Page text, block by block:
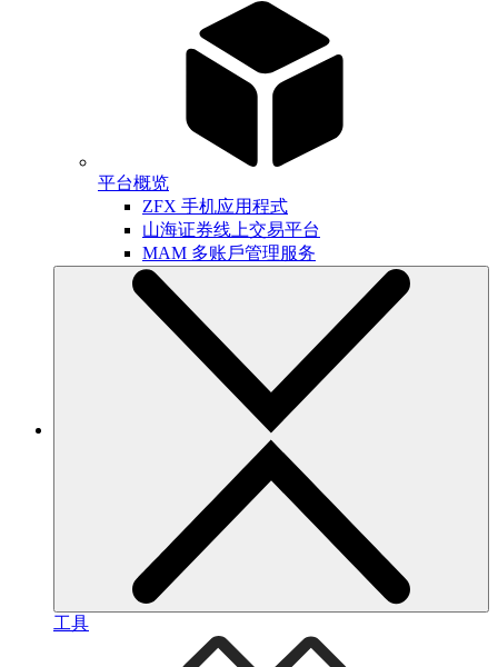
平台概览
ZFX 手机应用程式
山海证券线上交易平台
MAM 多账戶管理服务
工具